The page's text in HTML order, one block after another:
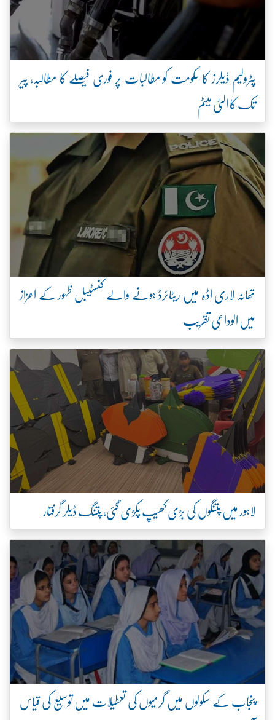
پٹرولیم ڈیلرز کا حکومت کو مطالبات پر فوری فیصلے کا مطالبہ، پیر
تک کا الٹی میٹم
تھانہ لاری اڈہ میں ریٹائرڈ ہونے والے کنسٹیبل ظہور کے اعزاز
میں الوداعی تقریب
لاہور میں پتنگوں کی بڑی کھیپ پکڑی گئی، پتنگ ڈیلر گرفتار
پنجاب کے سکولوں میں گرمیوں کی تعطیلات میں توسیع کی قیاس